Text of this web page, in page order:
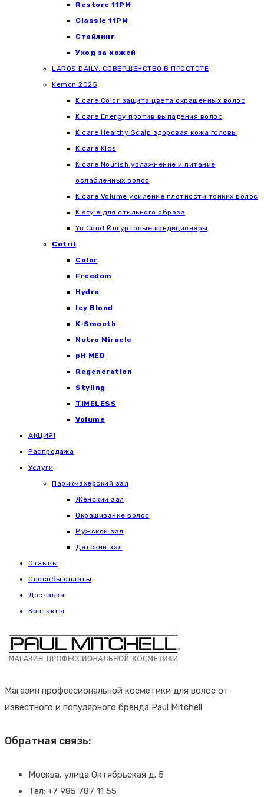
Restore 11PM
Classic 11PM
Стайлинг
Уход за кожей
LAROS DAILY. СОВЕРШЕНСТВО В ПРОСТОТЕ
Kemon 2025
K.care Color защита цвета окрашенных волос
K.care Energy против выпадения волос
K.care Healthy Scalp здоровая кожа головы
K.care Kids
K.care Nourish увлажнение и питание
ослабленных волос
K.care Volume усиление плотности тонких волос
K.style для стильного образа
Yo Cond Йогуртовые кондиционеры
Cotril
Color
Freedom
Hydra
Icy Blond
K-Smooth
Nutro Miracle
pH MED
Regeneration
Styling
TIMELESS
Volume
АКЦИЯ!
Распродажа
Услуги
Парикмахерский зал
Женский зал
Окрашивание волос
Мужской зал
Детский зал
Отзывы
Способы оплаты
Доставка
Контакты
Магазин профессиональной косметики для волос от
известного и популярного бренда Paul Mitchell
Обратная связь:
Москва, улица Октябрьская д. 5
Тел: +7 985 787 11 55